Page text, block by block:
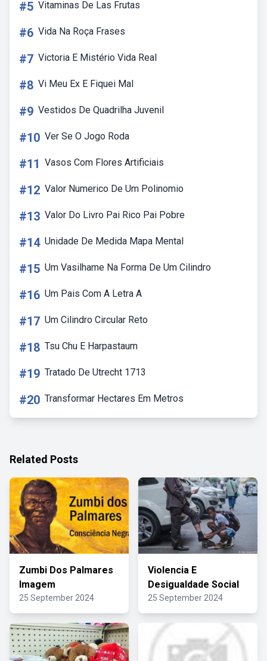
#5 Vitaminas De Las Frutas
#6 Vida Na Roça Frases
#7 Victoria E Mistério Vida Real
#8 Vi Meu Ex E Fiquei Mal
#9 Vestidos De Quadrilha Juvenil
#10 Ver Se O Jogo Roda
#11 Vasos Com Flores Artificiais
#12 Valor Numerico De Um Polinomio
#13 Valor Do Livro Pai Rico Pai Pobre
#14 Unidade De Medida Mapa Mental
#15 Um Vasilhame Na Forma De Um Cilindro
#16 Um Pais Com A Letra A
#17 Um Cilindro Circular Reto
#18 Tsu Chu E Harpastaum
#19 Tratado De Utrecht 1713
#20 Transformar Hectares Em Metros
Related Posts
Zumbi Dos Palmares
Imagem
25 September 2024
Violencia E
Desigualdade Social
25 September 2024